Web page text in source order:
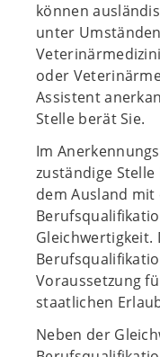
können
unter
oder
Assistent
Stelle berät Sie.
Im
zuständige
dem Ausland
Gleichwertigkeit.
Voraussetzung
staatlichen
Neben der